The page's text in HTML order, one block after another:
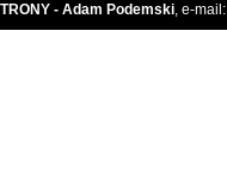
- Adam Podemski, e-mail: